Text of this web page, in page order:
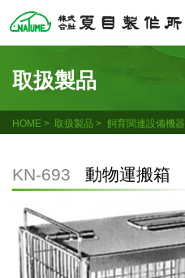
Skip
取扱製品
HOME 取扱製品 飼育関連設備機器
KN-693 動物運搬箱